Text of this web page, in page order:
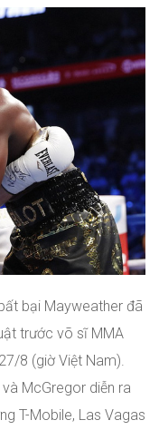
bại Mayweather đã
trước võ sĩ MMA
8 (giờ Việt Nam).
McGregor diễn ra
T-Mobile, Las Vagas